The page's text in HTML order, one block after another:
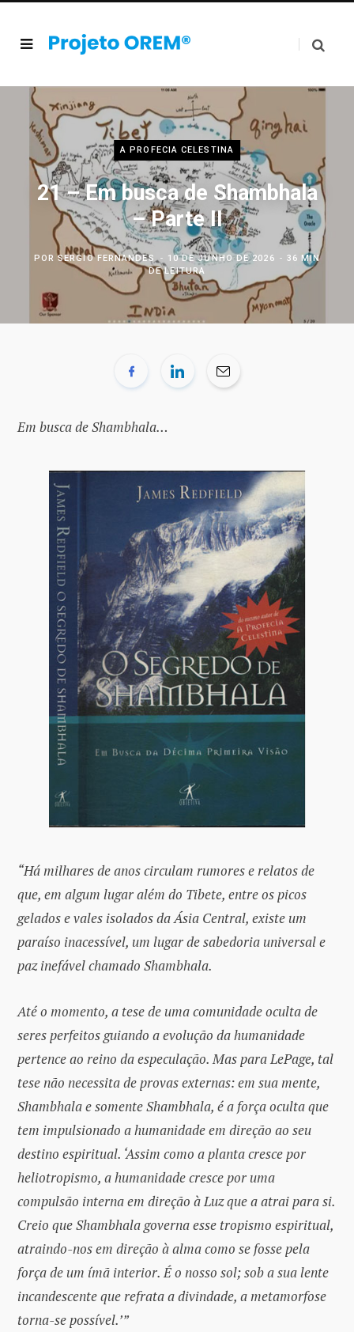
A PROFECIA CELESTINA
21 – Em busca de Shambhala
– Parte II
PORSERGIO FERNANDES 10 DE JUNHO DE 2026
36 MIN
DE LEITURA
Em busca de Shambhala…
“Há milhares de anos circulam rumores e relatos de
que, em algum lugar além do Tibete, entre os picos
gelados e vales isolados da Ásia Central, existe um
paraíso inacessível, um lugar de sabedoria universal e
paz inefável chamado Shambhala.
Até o momento, a tese de uma comunidade oculta de
seres perfeitos guiando a evolução da humanidade
pertence ao reino da especulação. Mas para LePage, tal
tese não necessita de provas externas: em sua mente,
Shambhala e somente Shambhala, é a força oculta que
tem impulsionado a humanidade em direção ao seu
destino espiritual. ‘Assim como a planta cresce por
heliotropismo, a humanidade cresce por uma
compulsão interna em direção à Luz que a atrai para si.
Creio que Shambhala governa esse tropismo espiritual,
atraindo-nos em direção à alma como se fosse pela
força de um ímã interior. É o nosso sol; sob a sua lente
incandescente que refrata a divindade, a metamorfose
torna-se possível.’”